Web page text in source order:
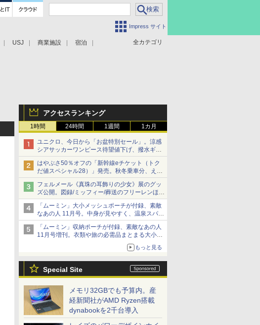
Impress サイト
全カテゴリ
USJ 商業施設 宿泊
アクセスランキング
1時間 24時間 1週間 1カ月
ユニクロ、今日から「お盆特別セール」。涼感
シアサッカーワンピース待望値下げ、撥水ギア
ショーツは1990円に
はやぶさ50％オフの「新幹線eチケット（トク
だ値スペシャル28）」発売。秋冬乗車分、えき
ねっと限定
フェルメール《真珠の耳飾りの少女》展のグッ
ズ公開。図録/ミッフィー/葬送のフリーレンほ
か、注目ブランドコラボが実現
「ムーミン」大小メッシュポーチが付録、素敵
なあの人 11月号。中身が見やすく、温泉スパに
も使える
「ムーミン」収納ポーチが付録、素敵なあの人
11月号増刊。衣類や旅の必需品まとまる大小2
もっと見る
Special Site
メモリ32GBでも予算内。産
経新聞社がAMD Ryzen搭載
dynabookを2千台導入